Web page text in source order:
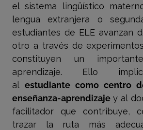
el sistema lingüístico
lengua extranjera o
estudiantes de ELE avanzan
otro a través de
constituyen un
aprendizaje. Ello
al estudiante como centro
enseñanza-aprendizajey al
facilitador que contribuye,
trazar la ruta más